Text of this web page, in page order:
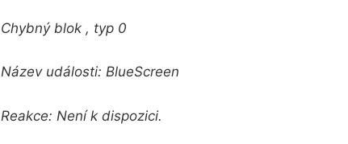
Chybný blok , typ 0
Název události: BlueScreen
Reakce: Není k dispozici.